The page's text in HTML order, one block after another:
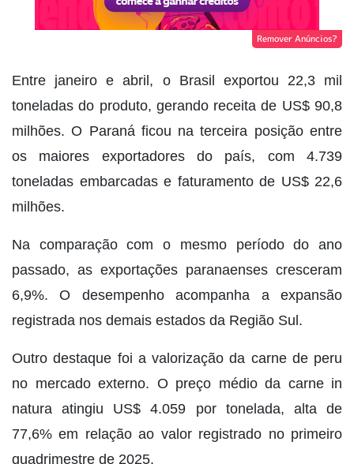
Remover Anúncios?
Entre janeiro e abril, o Brasil exportou 22,3 mil
toneladas do produto, gerando receita de US$ 90,8
milhões. O Paraná ficou na terceira posição entre
os maiores exportadores do país, com 4.739
toneladas embarcadas e faturamento de US$ 22,6
milhões.
Na comparação com o mesmo período do ano
passado, as exportações paranaenses cresceram
6,9%. O desempenho acompanha a expansão
registrada nos demais estados da Região Sul.
Outro destaque foi a valorização da carne de peru
no mercado externo. O preço médio da carne in
natura atingiu US$ 4.059 por tonelada, alta de
77,6% em relação ao valor registrado no primeiro
quadrimestre de 2025.